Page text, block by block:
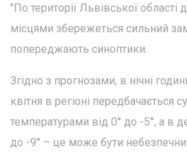
"По території Львівської області
місцями збережеться сильний
попереджають синоптики.
Згідно з прогнозами, в нічні
квітня в регіоні передбачається
температурами від 0° до -5°, а в
до -9° – це може бути